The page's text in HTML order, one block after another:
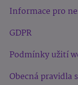
Informace pro
GDPR
Podmínky užití
Obecná pravidla